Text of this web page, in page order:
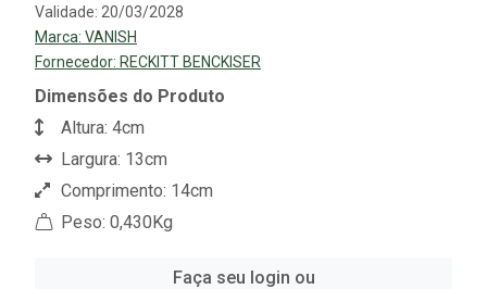
Validade: 20/03/2028
Marca: VANISH
Fornecedor: RECKITT BENCKISER
Dimensões do Produto
Altura: 4cm
Largura: 13cm
Comprimento: 14cm
Peso: 0,430Kg
Faça seu login ou